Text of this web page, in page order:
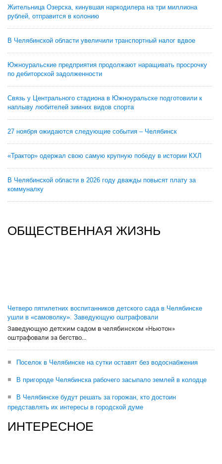
Жительница Озерска, кинувшая наркодилера на три миллиона
рублей, отправится в колонию
В Челябинской области увеличили транспортный налог вдвое
Южноуральские предприятия продолжают наращивать просрочку
по дебиторской задолженности
Связь у Центрального стадиона в Южноуральске подготовили к
наплыву любителей зимних видов спорта
27 ноября ожидаются следующие события – Челябинск
«Трактор» одержал свою самую крупную победу в истории КХЛ
В Челябинской области в 2026 году дважды повысят плату за
коммуналку
ОБЩЕСТВЕННАЯ ЖИЗНЬ
Четверо пятилетних воспитанников детского сада в Челябинске
ушли в «самоволку». Заведующую оштрафовали
Заведующую детским садом в челябинском «Ньютон»
оштрафовали за бегство...
Поселок в Челябинске на сутки оставят без водоснабжения
В пригороде Челябинска рабочего засыпало землей в колодце
В Челябинске будут решать за горожан, кто достоин
представлять их интересы в городской думе
ИНТЕРЕСНОЕ